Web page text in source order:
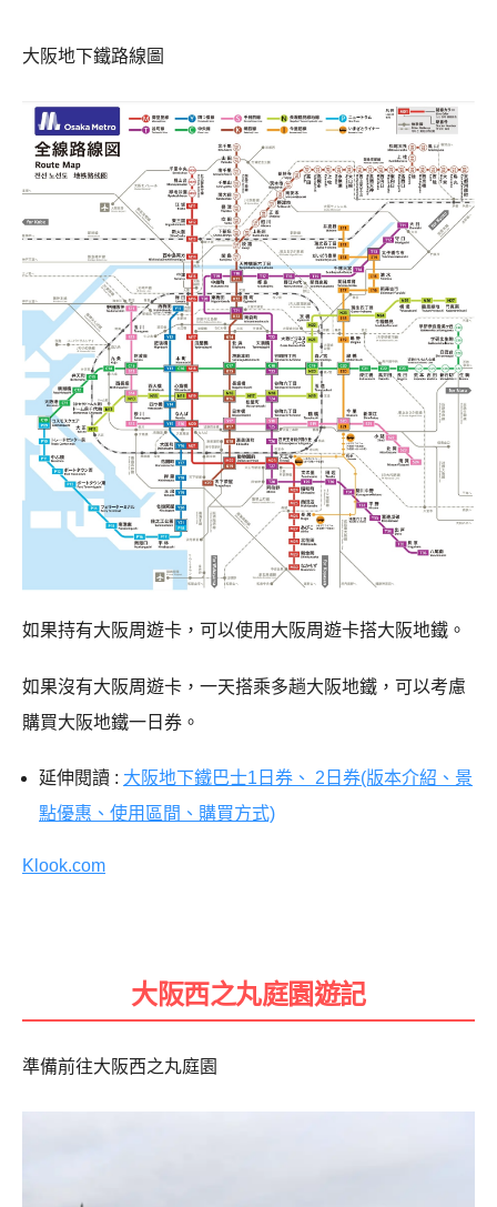
大阪地下鐵路線圖
如果持有大阪周遊卡，可以使用大阪周遊卡搭大阪地鐵。
如果沒有大阪周遊卡，一天搭乘多趟大阪地鐵，可以考慮
購買大阪地鐵一日券。
延伸閱讀 : 大阪地下鐵巴士1日券、 2日券(版本介紹、景
點優惠、使用區間、購買方式)
Klook.com
大阪西之丸庭園遊記
準備前往大阪西之丸庭園